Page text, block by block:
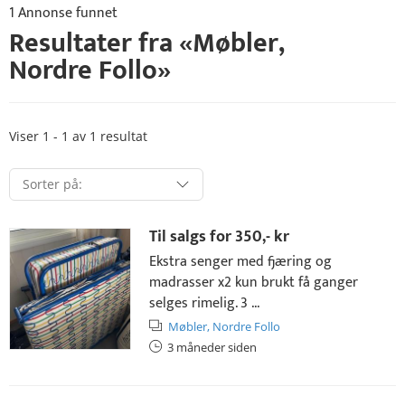
1 Annonse funnet
Resultater fra «Møbler,
Nordre Follo»
Viser 1 - 1 av 1 resultat
Til salgs for350,- kr
Ekstra senger med fjæring og
madrasser x2 kun brukt få ganger
selges rimelig. 3 ...
Møbler, Nordre Follo
3 måneder siden